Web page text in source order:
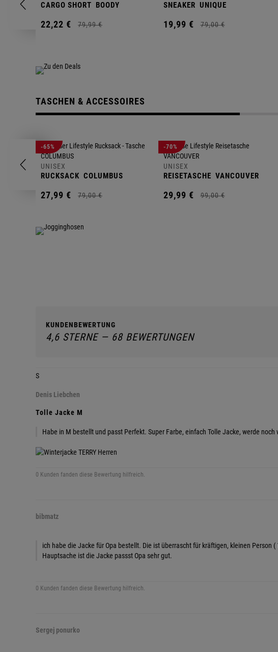
CARGO SHORT BOODY
22,22 € 79,99 €
SNEAKER UNIQUE
19,99 € 79,00 €
TASCHEN & ACCESSOIRES
-65%
UNISEX
RUCKSACK COLUMBUS
27,99 € 79,00 €
-70%
UNISEX
REISETASCHE VANCOUVER
29,99 € 99,00 €
KUNDENBEWERTUNG
4,6 STERNE — 68 BEWERTUNGEN
S
Denis Liebchen
Tolle Jacke M
Habe in M bestellt und passt Perfekt. Super Farbe, einfach Tolle Jacke, werde
0 Kunden fanden diese Bewertung hilfreich.
bibmatz
ich habe die Jacke für Opa bestellt. Die ist überrascht für kräftigen, kleinen
Hauptsache ist die Jacke passst Opa sehr gut.
0 Kunden fanden diese Bewertung hilfreich.
Sergej ponurko